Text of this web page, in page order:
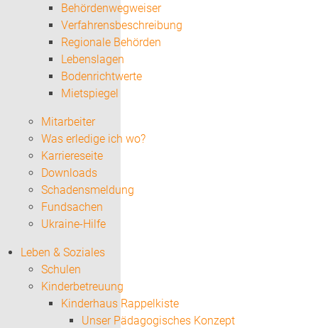
Behördenwegweiser
Verfahrensbeschreibung
Regionale Behörden
Lebenslagen
Bodenrichtwerte
Mietspiegel
Mitarbeiter
Was erledige ich wo?
Karriereseite
Downloads
Schadensmeldung
Fundsachen
Ukraine-Hilfe
Leben & Soziales
Schulen
Kinderbetreuung
Kinderhaus Rappelkiste
Unser Pädagogisches Konzept